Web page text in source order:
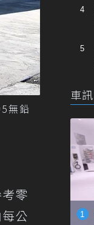
無鉛
零
公
車